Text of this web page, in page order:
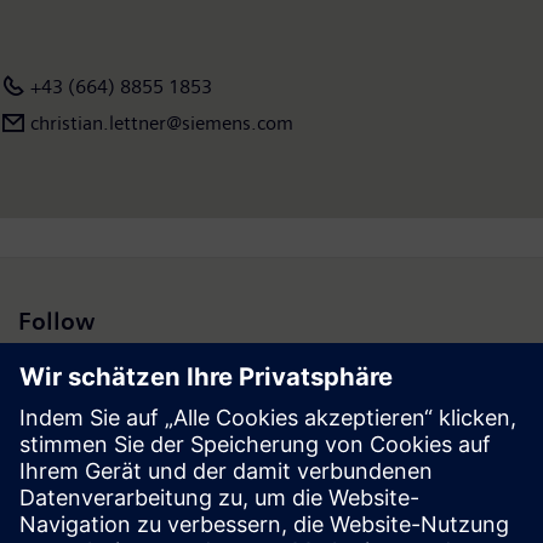
+43 (664) 8855 1853
christian.lettner@siemens.com
Follow
Presse | Unternehmen | Siemens
© Siemens 1996 – 2026